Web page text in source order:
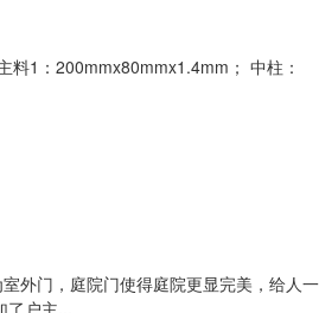
料1：200mmx80mmx1.4mm； 中柱：
外门，庭院门使得庭院更显完美，给人一
了户主...